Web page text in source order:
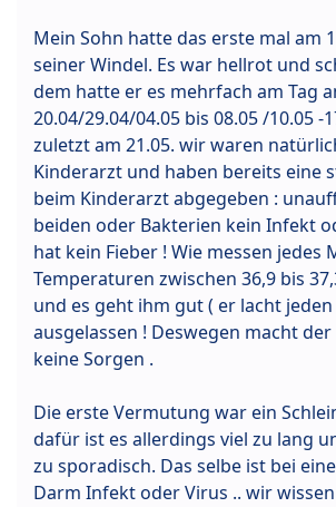
Mein Sohn hatte das erste mal am
seiner Windel. Es war hellrot und
dem hatte er es mehrfach am Tag
20.04/29.04/04.05 bis 08.05 /10.05 -
zuletzt am 21.05. wir waren
Kinderarzt und haben bereits eine
beim Kinderarzt abgegeben :
beiden oder Bakterien kein Infekt
hat kein Fieber ! Wie messen jedes
Temperaturen zwischen 36,9 bis
und es geht ihm gut ( er lacht
ausgelassen ! Deswegen macht
keine Sorgen .
Die erste Vermutung war ein
dafür ist es allerdings viel zu lang
zu sporadisch. Das selbe ist bei
Darm Infekt oder Virus .. wir